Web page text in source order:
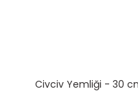
Civciv Yemliği - 30